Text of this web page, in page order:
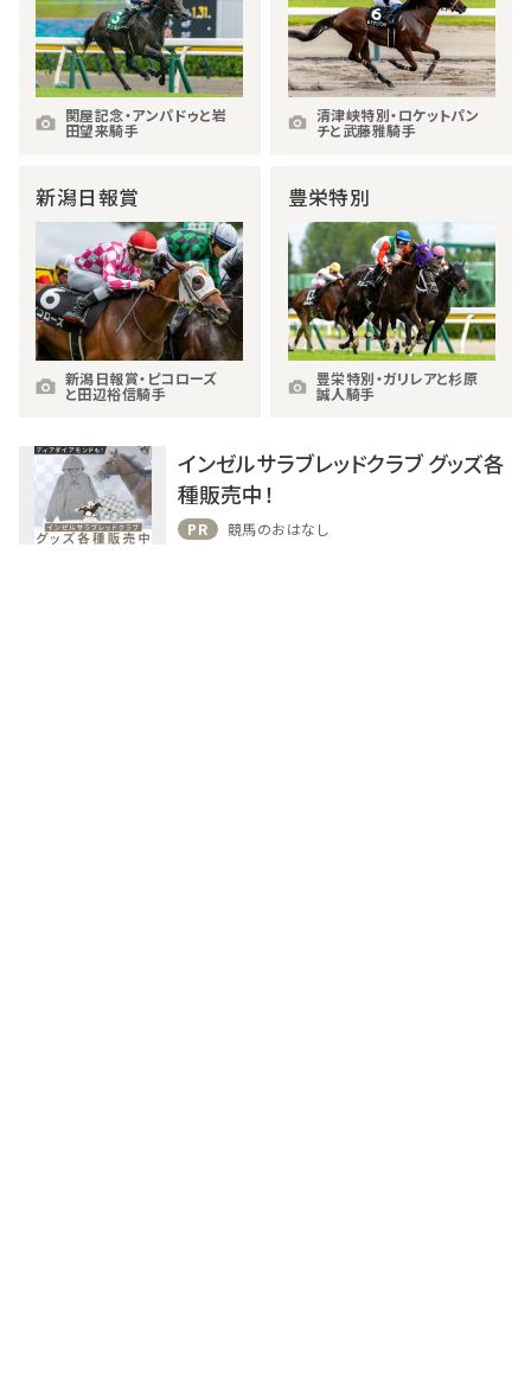
関屋記念・アンパドゥと岩
田望来騎手
清津峡特別・ロケットパン
チと武藤雅騎手
新潟日報賞
新潟日報賞・ピコローズ
と田辺裕信騎手
豊栄特別
豊栄特別・ガリレアと杉原
誠人騎手
インゼルサラブレッドクラブ グッズ各
種販売中！
PR 競馬のおはなし